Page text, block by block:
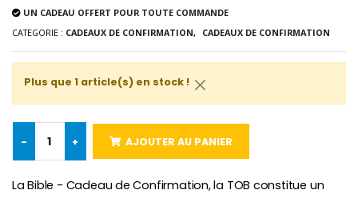
Bougie Neuvaine pour une Guérison - 17.5cm
€4.90 €23.00
UN CADEAU OFFERT POUR TOUTE COMMANDE
CATEGORIE : CADEAUX DE CONFIRMATION, CADEAUX DE CONFIRMATION
Plus que 1 article(s) en stock !
- + AJOUTER AU PANIER
La Bible - Cadeau de Confirmation, la TOB constitue un